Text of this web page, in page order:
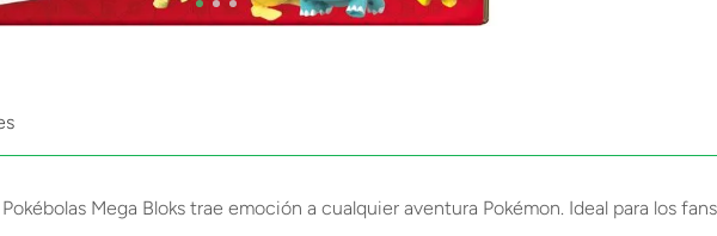
Mega Bloks trae emoción a cualquier aventura Pokémon. Ideal para los